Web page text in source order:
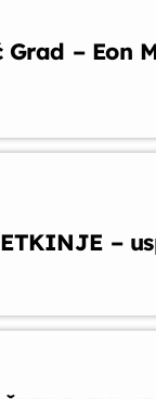
– Eon
–